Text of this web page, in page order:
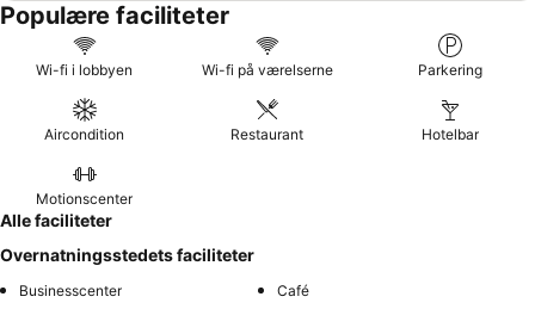
Populære faciliteter
Wi-fi i lobbyen Wi-fi på værelserne Parkering
Aircondition Restaurant Hotelbar
Motionscenter
Alle faciliteter
Overnatningsstedets faciliteter
Businesscenter
Café